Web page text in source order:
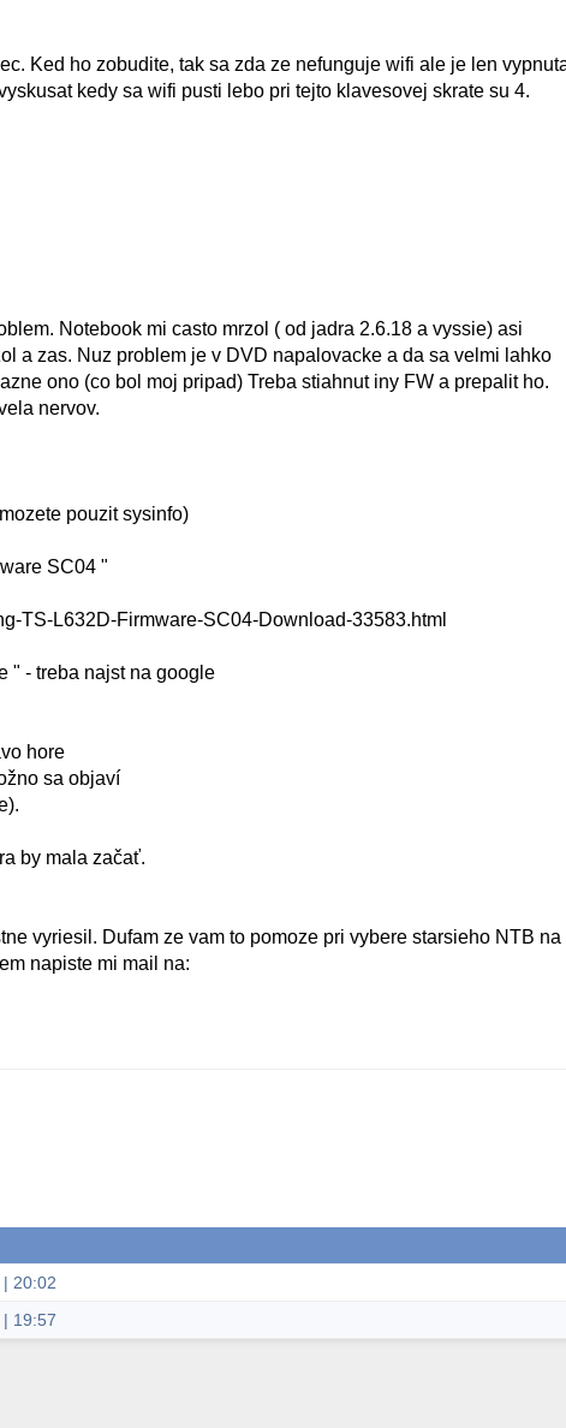
Ked ho zobudite, tak sa zda ze nefunguje wifi ale je len
kedy sa wifi pusti lebo pri tejto klavesovej skrate su 4.
Notebook mi casto mrzol ( od jadra 2.6.18 a vyssie) asi
a zas. Nuz problem je v DVD napalovacke a da sa velmi lahko
ono (co bol moj pripad) Treba stiahnut iny FW a prepalit ho.
nervov.
pouzit sysinfo)
SC04 "
TS-L632D-Firmware-SC04-Download-33583.html
" - treba najst na google
hore
sa objaví
by mala začať.
vyriesil. Dufam ze vam to pomoze pri vybere starsieho NTB na
napiste mi mail na:
20:02
19:57